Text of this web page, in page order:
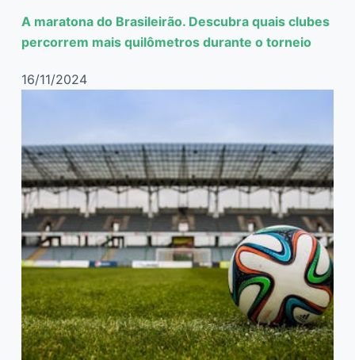
A maratona do Brasileirão. Descubra quais clubes
percorrem mais quilômetros durante o torneio
16/11/2024